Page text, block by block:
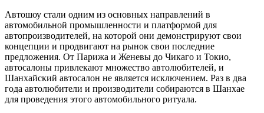
Автошоу стали одним из основных направлений в
автомобильной промышленности и платформой для
автопроизводителей, на которой они демонстрируют свои
концепции и продвигают на рынок свои последние
предложения. От Парижа и Женевы до Чикаго и Токио,
автосалоны привлекают множество автолюбителей, и
Шанхайский автосалон не является исключением. Раз в два
года автолюбители и производители собираются в Шанхае
для проведения этого автомобильного ритуала.